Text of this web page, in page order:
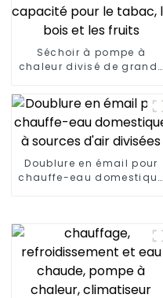
Séchoir à pompe à
chaleur divisé de grande
le bois et les fruits
Doublure en émail pour
chauffe-eau domestique